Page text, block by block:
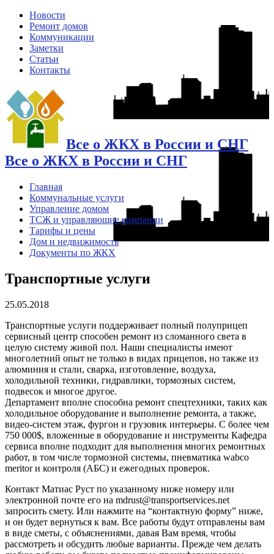
Новости
Ремонт домов
Коммуникации
Заметки
Статьи
Контакты
Все о ЖКХ в России и СНГ
Все о ЖКХ в России и СНГ
Главная
Коммунальные услуги
Управление домом
ТСЖ и управляющие компании
Тарифы и цены
Дом и недвижимость
Документы по ЖКХ
Транспортные услуги
25.05.2018
Транспортные услуги поддерживает полный полуприцеп
сервисный центр способен ремонт из сломанного света в
целую систему живой пол. Наши специалисты имеют
многолетний опыт не только в видах прицепов, но также из
алюминия и стали, сварка, изготовление, воздуха,
холодильной техники, гидравлики, тормозных систем,
подвесок и многое другое.
Департамент вполне способна ремонт спецтехники, таких как
холодильное оборудование и выполнение ремонта, а также,
видео-систем этаж, фургон и грузовик интерьеры. С более чем
750 000$, вложенные в оборудование и инструменты Кафедра
сервиса вполне подходит для выполнения многих ремонтных
работ, в том числе тормозной системы, пневматика wabco
meritor и контроля (АБС) и ежегодных проверок.
Контакт Матиас Руст по указанному ниже номеру или
электронной почте его на mdrust@transportservices.net
запросить смету. Или нажмите на “контактную форму” ниже,
и он будет вернуться к вам. Все работы будут отправлены вам
в виде сметы, с объяснениями, давая Вам время, чтобы
рассмотреть и обсудить любые варианты. Прежде чем делать